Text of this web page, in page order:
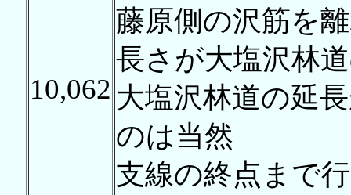
10,062
藤原側の沢筋を
長さが大塩沢林
大塩沢林道の延
のは当然
支線の終点まで